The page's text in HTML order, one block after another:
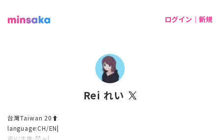
ログイン｜新規
Rei れい
台灣Taiwan 20⬆️
language:CH/EN|
追V/主推:😈🛸|